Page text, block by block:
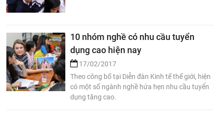
10 nhóm nghề có nhu cầu tuyển
dụng cao hiện nay
17/02/2017
Theo công bố tại Diễn đàn Kinh tế thế giới, hiện
có một số ngành nghề hứa hẹn nhu cầu tuyển
dụng tăng cao.